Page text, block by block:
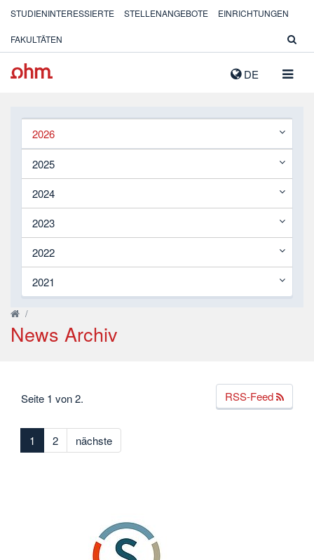
DE
STUDIENINTERESSIERTE STELLENANGEBOTE EINRICHTUNGEN
FAKULTÄTEN
2026
2025
2024
2023
2022
2021
/
News Archiv
RSS-Feed
Seite 1 von 2.
1 2 nächste